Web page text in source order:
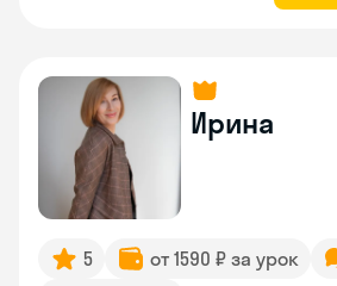
Ирина
5 от 1590 ₽ за урок